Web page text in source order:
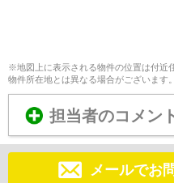
※地図上に表示される物件の位置は付近
物件所在地とは異なる場合がございます。
担当者のコメン
メールでお